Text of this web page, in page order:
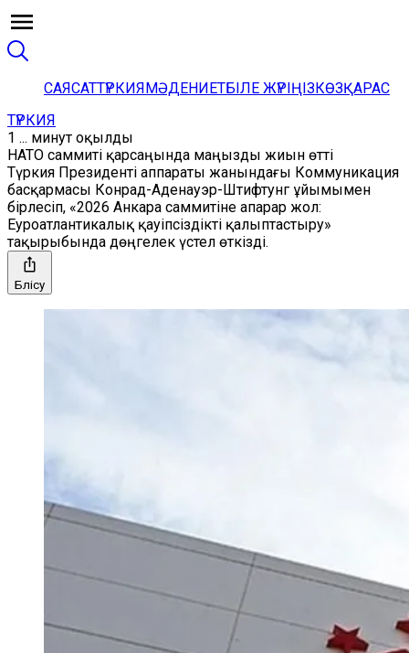
САЯСАТТҮРКИЯМӘДЕНИЕТБІЛЕ ЖҮРІҢІЗКӨЗҚАРАС
ТҮРКИЯ
1 ... минут оқылды
НАТО саммиті қарсаңында маңызды жиын өтті
Түркия Президенті аппараты жанындағы Коммуникация
басқармасы Конрад-Аденауэр-Штифтунг ұйымымен
бірлесіп, «2026 Анкара саммитіне апарар жол:
Еуроатлантикалық қауіпсіздікті қалыптастыру»
тақырыбында дөңгелек үстел өткізді.
Бөлісу